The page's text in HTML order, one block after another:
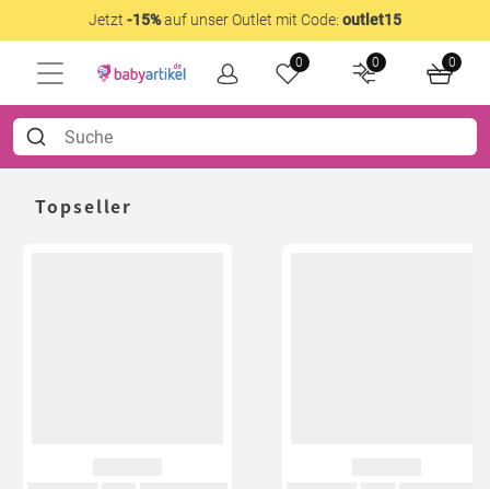
Jetzt -15%auf unser Outlet mit Code: outlet15
0 0 0
Topseller